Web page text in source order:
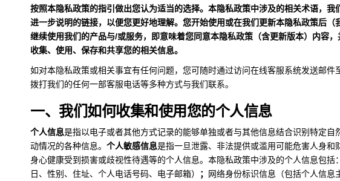
按照本隐私政策的指引做出您认为适当的选择。本隐私政策中涉及的相关术语，我
进一步说明的链接，以便您更好地理解。您开始使用或在我们更新本隐私政策后（
继续使用我们的产品与/或服务，即意味着您同意本隐私政策（含更新版本）内容
收集、使用、保存和共享您的相关信息。
如对本隐私政策或相关事宜有任何问题，您可随时通过访问在线客服系统发送邮
拨打我们的任何一部客服电话等多种方式与我们联系。
一、我们如何收集和使用您的个人信息
个人信息是指以电子或者其他方式记录的能够单独或者与其他信息结合识别特定自
动情况的各种信息。 个人敏感信息是指一旦泄露、非法提供或滥用可能危害人身和
身心健康受到损害或歧视性待遇等的个人信息。本隐私政策中涉及的个人信息包括
日、性别、住址、个人电话号码、电子邮箱）
；
网络身份标识信息（包括个人信息